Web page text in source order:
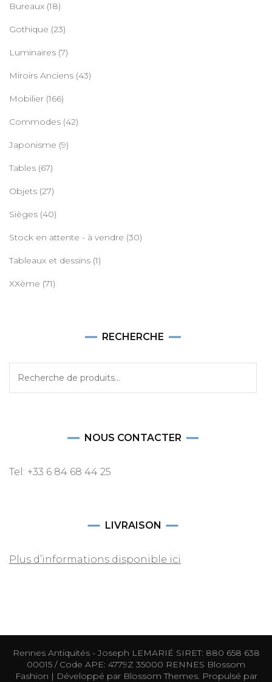
Bureaux (18)
Gothique (23)
Luminaires (7)
Miroirs Anciens (43)
Mobilier (166)
Commodes (42)
Japonisme (9)
Tables (67)
Objets (27)
Sièges (40)
Stock en attente - à vendre (30)
Tableaux et dessins (1)
XXème (71)
RECHERCHE
NOUS CONTACTER
Tel: +33 6 84 68 44 25
LIVRAISON
Plus d’informations disponible ici
Rennes Antiquités - Joseph LEMARIÉ SIRET: 880 658 638
00015 / Code APE: 4779Z 35000 RENNES Blossom
Fashion | Développé parBlossom Themes. Propulsé par